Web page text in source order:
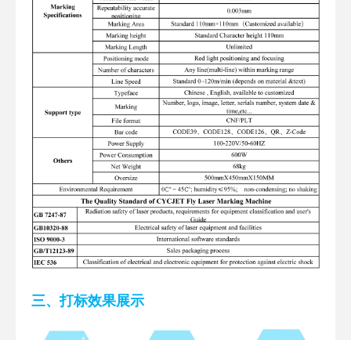
三、打标效果展示